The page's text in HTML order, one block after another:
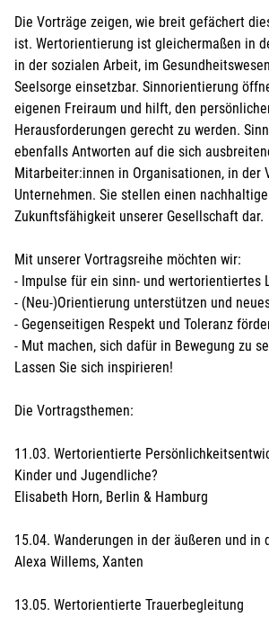
Die Vorträge zeigen, wie breit gefächert
ist. Wertorientierung ist gleichermaßen in
in der sozialen Arbeit, im
Seelsorge einsetzbar. Sinnorientierung
eigenen Freiraum und hilft, den
Herausforderungen gerecht zu werden.
ebenfalls Antworten auf die sich
Mitarbeiter:innen in Organisationen, in der
Unternehmen. Sie stellen einen
Zukunftsfähigkeit unserer Gesellschaft dar.
Mit unserer Vortragsreihe möchten wir:
- Impulse für ein sinn- und wertorientiertes
- (Neu-)Orientierung unterstützen und
- Gegenseitigen Respekt und Toleranz
- Mut machen, sich dafür in Bewegung zu
Lassen Sie sich inspirieren!
Die Vortragsthemen:
11.03. Wertorientierte
Kinder und Jugendliche?
Elisabeth Horn, Berlin & Hamburg
15.04. Wanderungen in der äußeren und in
Alexa Willems, Xanten
13.05. Wertorientierte Trauerbegleitung